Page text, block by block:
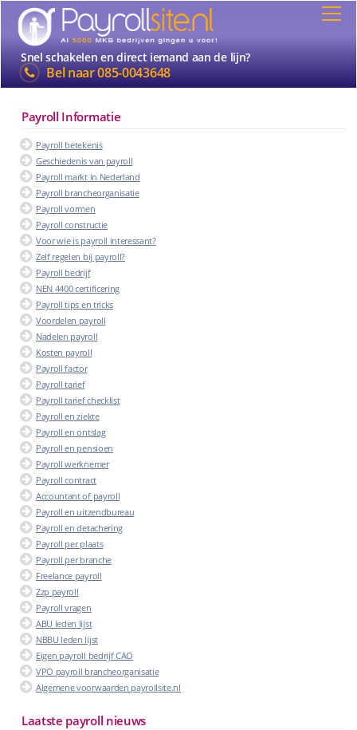
Snel schakelen en direct iemand aan de lijn?
Bel naar085-0043648
Payroll Informatie
Payroll betekenis
Geschiedenis van payroll
Payroll markt in Nederland
Payroll brancheorganisatie
Payroll vormen
Payroll constructie
Voor wie is payroll interessant?
Zelf regelen bij payroll?
Payroll bedrijf
NEN 4400 certificering
Payroll tips en tricks
Voordelen payroll
Nadelen payroll
Kosten payroll
Payroll factor
Payroll tarief
Payroll tarief checklist
Payroll en ziekte
Payroll en ontslag
Payroll en pensioen
Payroll werknemer
Payroll contract
Accountant of payroll
Payroll en uitzendbureau
Payroll en detachering
Payroll per plaats
Payroll per branche
Freelance payroll
Zzp payroll
Payroll vragen
ABU leden lijst
NBBU leden lijst
Eigen payroll bedrijf CAO
VPO payroll brancheorganisatie
Algemene voorwaarden payrollsite.nl
Laatste payroll nieuws